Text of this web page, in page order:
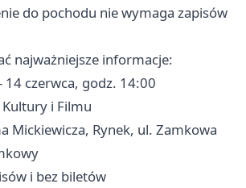
do pochodu nie wymaga zapisów
najważniejsze informacje:
14 czerwca, godz. 14:00
i Filmu
Mickiewicza, Rynek, ul. Zamkowa
i bez biletów